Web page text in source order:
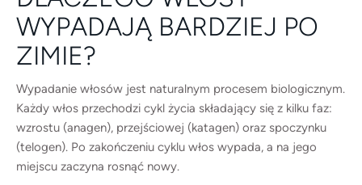
WYPADAJĄ BARDZIEJ PO
ZIMIE?
Wypadanie włosów jest naturalnym procesem biologicznym.
Każdy włos przechodzi cykl życia składający się z kilku faz:
wzrostu (anagen), przejściowej (katagen) oraz spoczynku
(telogen). Po zakończeniu cyklu włos wypada, a na jego
miejscu zaczyna rosnąć nowy.